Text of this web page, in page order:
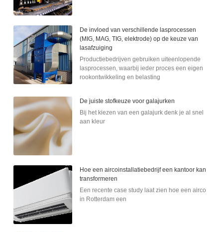
De invloed van verschillende lasprocessen
(MIG, MAG, TIG, elektrode) op de keuze van
lasafzuiging
Productiebedrijven gebruiken uiteenlopende
lasprocessen, waarbij ieder proces een eigen
rookontwikkeling en belasting
De juiste stofkeuze voor galajurken
Bij het kiezen van een galajurk denk je al snel
aan kleur
Hoe een aircoinstallatiebedrijf een kantoor kan
transformeren
Een recente case study laat zien hoe een airco
in Rotterdam een